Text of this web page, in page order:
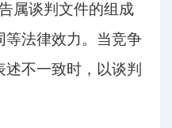
属谈判文件的组成
等法律效力。当竞争
不一致时，以谈判